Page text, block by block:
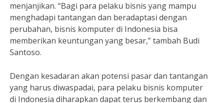
menjanjikan. “Bagi para pelaku bisnis yang mampu
menghadapi tantangan dan beradaptasi dengan
perubahan, bisnis komputer di Indonesia bisa
memberikan keuntungan yang besar,” tambah Budi
Santoso.
Dengan kesadaran akan potensi pasar dan tantangan
yang harus diwaspadai, para pelaku bisnis komputer
di Indonesia diharapkan dapat terus berkembang dan